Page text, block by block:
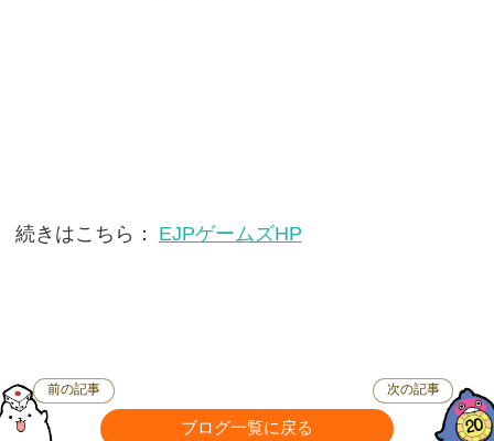
続きはこちら： EJPゲームズHP
前の記事
ブログ一覧に戻る
次の記事